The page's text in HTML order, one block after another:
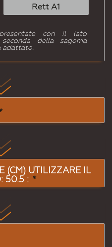
Rett A1
con il lato
della sagoma
adattato.
(CM) UTILIZZARE IL
50.5 : *